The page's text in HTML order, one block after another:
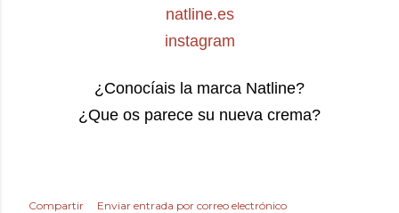
natline.es
instagram
¿Conocíais la marca Natline?
¿Que os parece su nueva crema?
Compartir
Enviar entrada por correo electrónico